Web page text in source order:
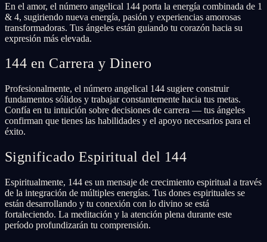
En el amor, el número angelical 144 porta la energía combinada de 1
& 4, sugiriendo nueva energía, pasión y experiencias amorosas
transformadoras. Tus ángeles están guiando tu corazón hacia su
expresión más elevada.
144 en Carrera y Dinero
Profesionalmente, el número angelical 144 sugiere construir
fundamentos sólidos y trabajar constantemente hacia tus metas.
Confía en tu intuición sobre decisiones de carrera — tus ángeles
confirman que tienes las habilidades y el apoyo necesarios para el
éxito.
Significado Espiritual del 144
Espiritualmente, 144 es un mensaje de crecimiento espiritual a través
de la integración de múltiples energías. Tus dones espirituales se
están desarrollando y tu conexión con lo divino se está
fortaleciendo. La meditación y la atención plena durante este
período profundizarán tu comprensión.